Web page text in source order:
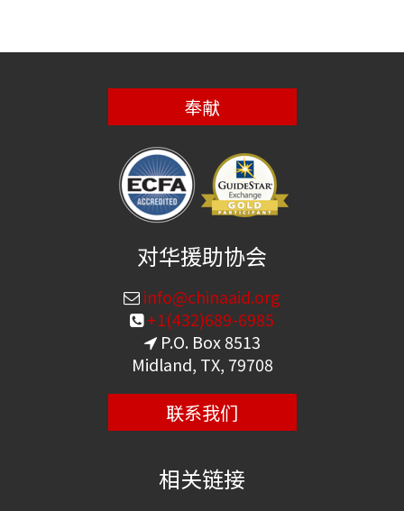
奉献
对华援助协会
info@chinaaid.org
+1(432)689-6985
P.O. Box 8513
Midland, TX, 79708
联系我们
相关链接